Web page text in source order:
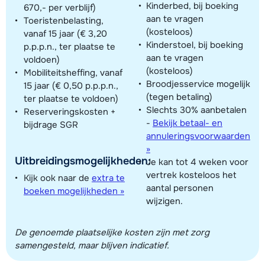
670,- per verblijf)
Toeristenbelasting,
vanaf 15 jaar (€ 3,20
p.p.p.n., ter plaatse te
voldoen)
Mobiliteitsheffing, vanaf
15 jaar (€ 0,50 p.p.p.n.,
ter plaatse te voldoen)
Reserveringskosten +
bijdrage SGR
Uitbreidingsmogelijkheden:
Kijk ook naar de extra te
boeken mogelijkheden »
Kinderbed, bij boeking
aan te vragen
(kosteloos)
Kinderstoel, bij boeking
aan te vragen
(kosteloos)
Broodjesservice mogelijk
(tegen betaling)
Slechts 30% aanbetalen
- Bekijk betaal- en
annuleringsvoorwaarden
»
Je kan tot 4 weken voor
vertrek kosteloos het
aantal personen
wijzigen.
De genoemde plaatselijke kosten zijn met zorg
samengesteld, maar blijven indicatief.